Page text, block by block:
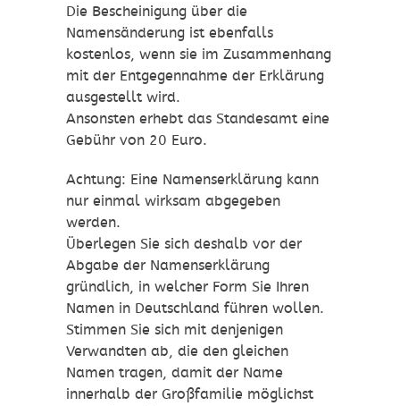
Die Bescheinigung über die
Namensänderung ist ebenfalls
kostenlos, wenn sie im Zusammenhang
mit der Entgegennahme der Erklärung
ausgestellt wird.
Ansonsten erhebt das Standesamt eine
Gebühr von 20 Euro.
Achtung: Eine Namenserklärung kann
nur einmal wirksam abgegeben
werden.
Überlegen Sie sich deshalb vor der
Abgabe der Namenserklärung
gründlich, in welcher Form Sie Ihren
Namen in Deutschland führen wollen.
Stimmen Sie sich mit denjenigen
Verwandten ab, die den gleichen
Namen tragen, damit der Name
innerhalb der Großfamilie möglichst